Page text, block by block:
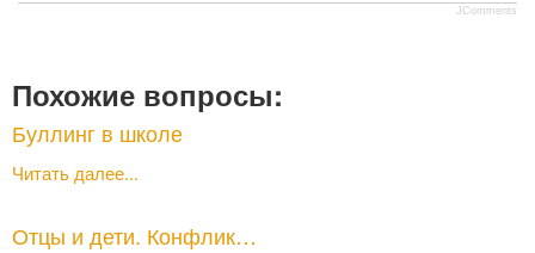
JComments
Похожие вопросы:
Буллинг в школе
Читать далее...
Отцы и дети. Конфлик…